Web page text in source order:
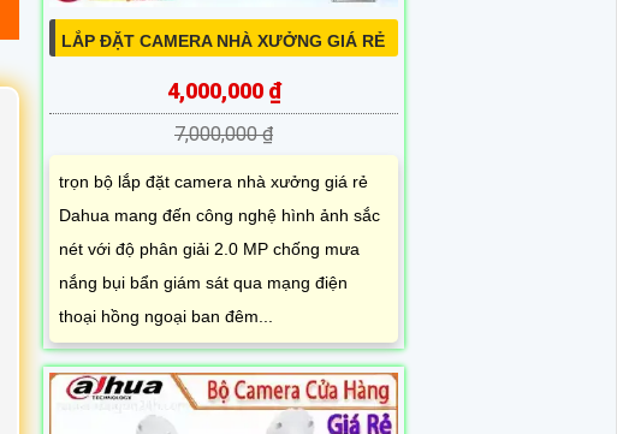
LẮP ĐẶT CAMERA NHÀ XƯỞNG GIÁ RẺ
4,000,000 ₫
7,000,000 ₫
trọn bộ lắp đặt camera nhà xưởng giá rẻ
Dahua mang đến công nghệ hình ảnh sắc
nét với độ phân giải 2.0 MP chống mưa
nắng bụi bẩn giám sát qua mạng điện
thoại hồng ngoại ban đêm...